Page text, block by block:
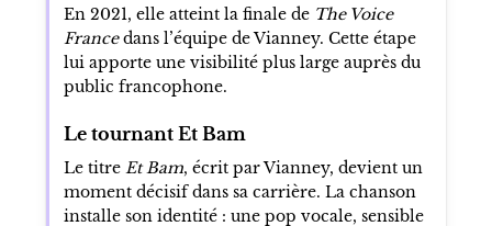
En 2021, elle atteint la finale de The Voice
Francedans l’équipe de Vianney. Cette étape
lui apporte une visibilité plus large auprès du
public francophone.
Le tournant Et Bam
Le titre Et Bam, écrit par Vianney, devient un
moment décisif dans sa carrière. La chanson
installe son identité : une pop vocale, sensible